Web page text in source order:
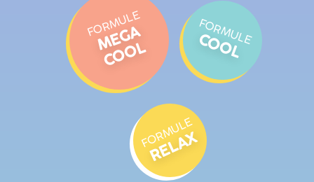
FORMULE
M
E
G
A
C
O
O
L
FORMULE
RELAX
FORMULE
COOL